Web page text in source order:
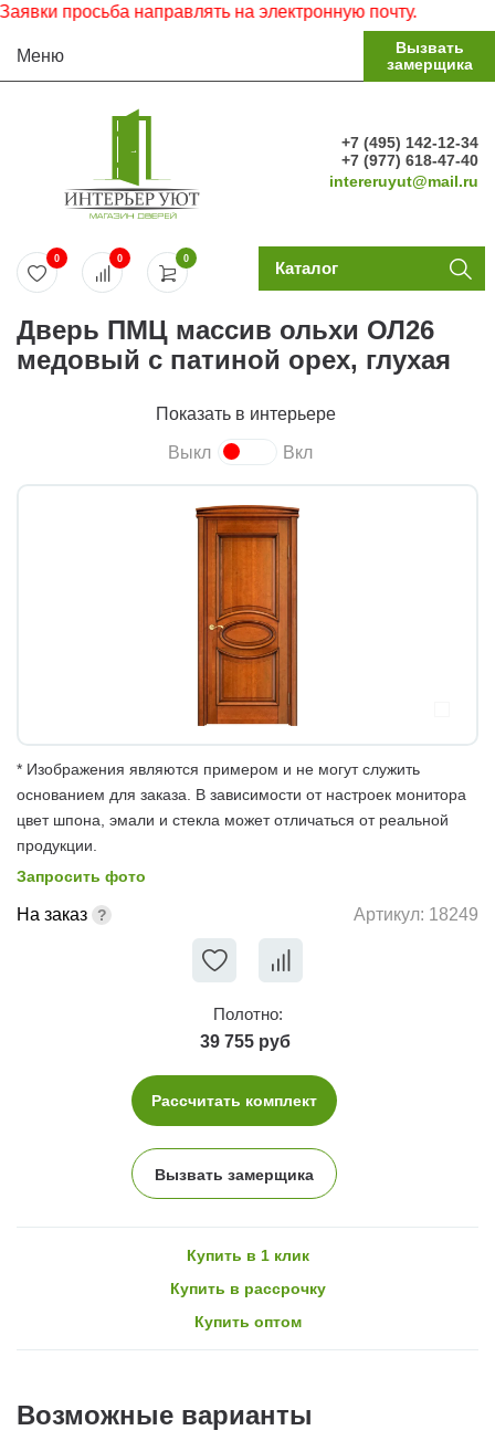
направлять на электронную почту.
Меню
Вызвать
замерщика
+7 (495) 142-12-34
+7 (977) 618-47-40
intereruyut@mail.ru
0
0 0 Каталог
Дверь ПМЦ массив ольхи ОЛ26
медовый с патиной орех, глухая
Показать в интерьере
Выкл Вкл
* Изображения являются примером и не могут служить
основанием для заказа. В зависимости от настроек монитора
цвет шпона, эмали и стекла может отличаться от реальной
продукции.
Запросить фото
На заказ Артикул: 18249
Полотно:
39 755 руб
Рассчитать комплект
Вызвать замерщика
Купить в 1 клик
Купить в рассрочку
Купить оптом
Возможные варианты